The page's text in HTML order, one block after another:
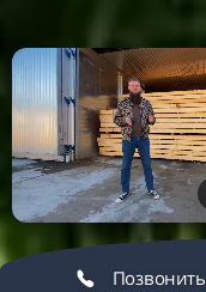
Позвонить